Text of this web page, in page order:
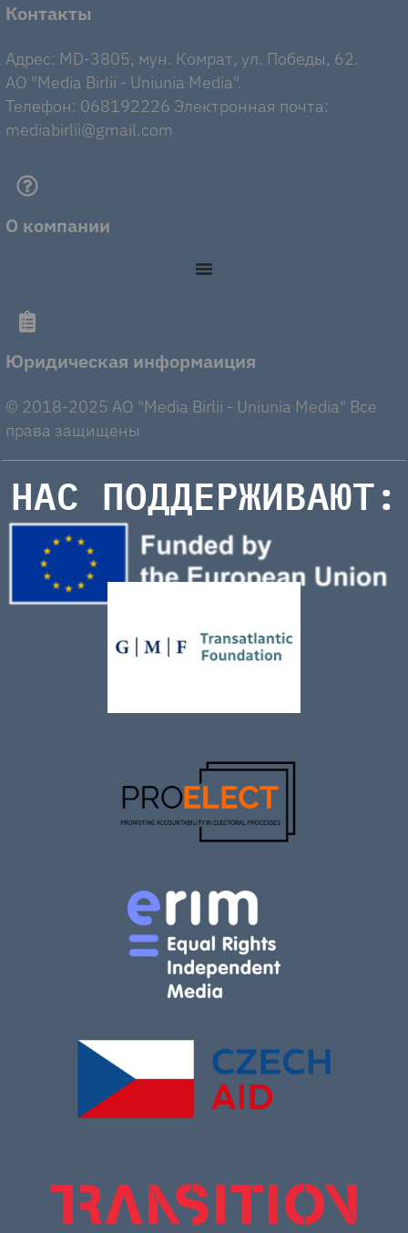
Контакты
Адрес: MD-3805, мун. Комрат, ул. Победы, 62.
AO "Media Birlii - Uniunia Media".
Телефон: 068192226 Электронная почта:
mediabirlii@gmail.com
О компании
Юридическая информаиция
© 2018-2025 AO "Media Birlii - Uniunia Media" Все
права защищены
НАС ПОДДЕРЖИВАЮТ: